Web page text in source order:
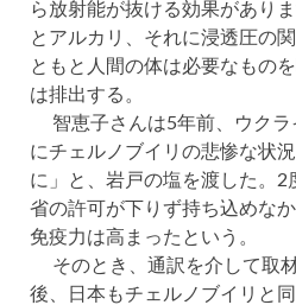
ら放射能が抜ける効果があり
とアルカリ、それに浸透圧の
ともと人間の体は必要なもの
は排出する。
智恵子さんは5年前、ウクラ
にチェルノブイリの悲惨な状
に」と、岩戸の塩を渡した。
省の許可が下りず持ち込めな
免疫力は高まったという。
そのとき、通訳を介して取
後、日本もチェルノブイリと